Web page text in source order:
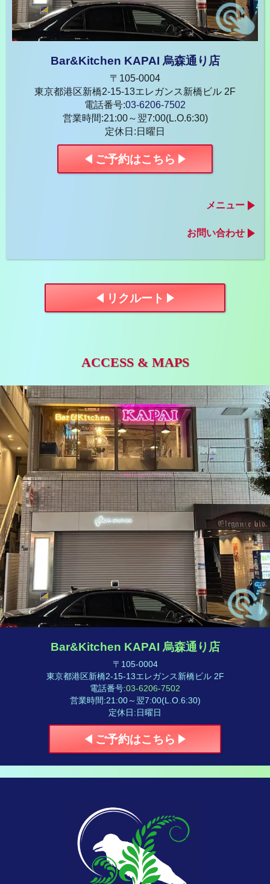
Bar&Kitchen KAPAI 烏森通り店
〒105-0004
東京都港区新橋2-15-13エレガンス新橋ビル 2F
電話番号:03-6206-7502
営業時間:21:00～翌7:00(L.O.6:30)
定休日 : 日曜日
ご予約はこちら
メニュー
お問い合わせ
リクルート
ACCESS & MAPS
Bar&Kitchen KAPAI 烏森通り店
〒105-0004
東京都港区新橋2-15-13エレガンス新橋ビル 2F
電話番号:03-6206-7502
営業時間:21:00～翌7:00(L.O.6:30)
定休日:日曜日
ご予約はこちら